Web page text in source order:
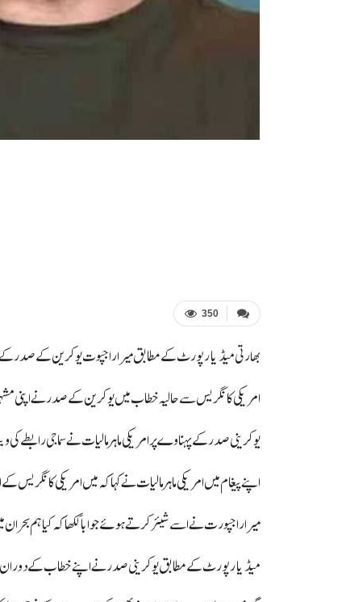
350
بھارتی میڈیا رپورٹ کے مطابق میرا راجپوت یوکرین کے صدر کے
امریکی کانگریس سے حالیہ خطاب میں یوکرین کے صدر نے اپنی
یوکرینی صدر کے پہناوے پر امریکی ماہر مالیات نے سماجی
اپنے پیغام میں امریکی ماہر مالیات نے کہا کہ میں امریکی
میرا راجپورت نے اسے شیئر کرتے ہوئے جواباً لکھا کہ کیا ہم
میڈیا رپورٹ کے مطابق یوکرینی صدر نے اپنے خطاب کے دوران